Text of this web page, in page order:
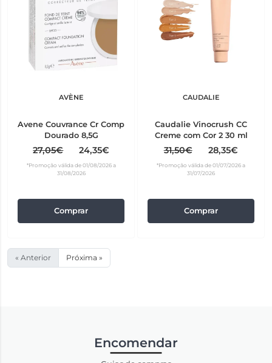
AVÈNE
Avene Couvrance Cr Comp
Dourado 8,5G
27,05€ 24,35€
*Promoção válida de 01/08/2026 a
31/08/2026
Comprar
CAUDALIE
Caudalie Vinocrush CC
Creme com Cor 2 30 ml
31,50€ 28,35€
*Promoção válida de 01/07/2026 a
31/07/2026
Comprar
« Anterior Próxima »
Encomendar